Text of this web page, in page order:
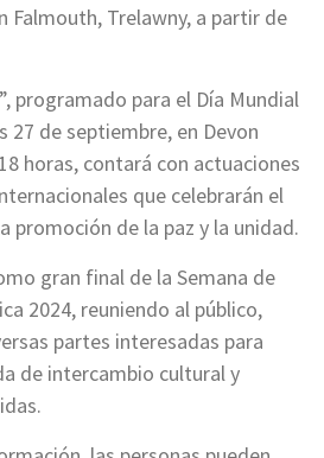
Falmouth, Trelawny, a partir de
programado para el Día Mundial
27 de septiembre, en Devon
horas, contará con actuaciones
que celebrarán el
promoción de la paz y la unidad.
gran final de la Semana de
2024, reuniendo al público,
partes interesadas para
de intercambio cultural y